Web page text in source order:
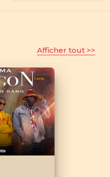
Afficher tout >>